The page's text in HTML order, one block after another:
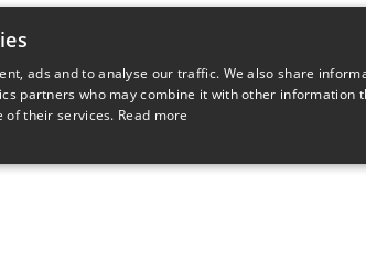
ads and to analyse our traffic. We also share
partners who may combine it with other information
of their services. Read more